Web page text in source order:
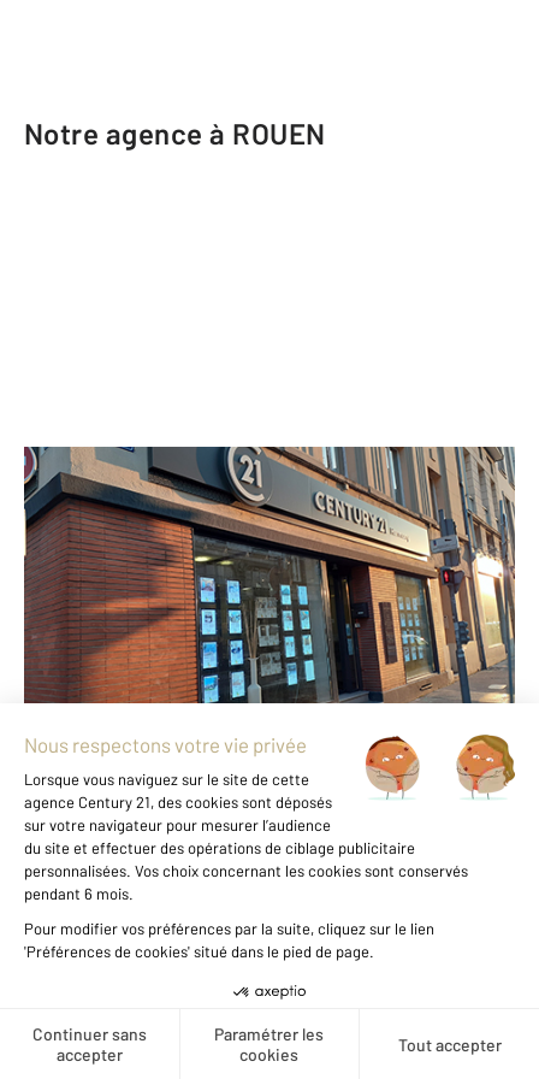
Créer une alerte
Notre agence à ROUEN
CENTURY 21 Harmony
18 rue de Crosne
ROUEN - 76000
Envoyer un message
Téléphoner à l'agence
Notre agence est notée
par nos clientsAvis authentifiés par
Qualitelis
Voir tous les avis clients